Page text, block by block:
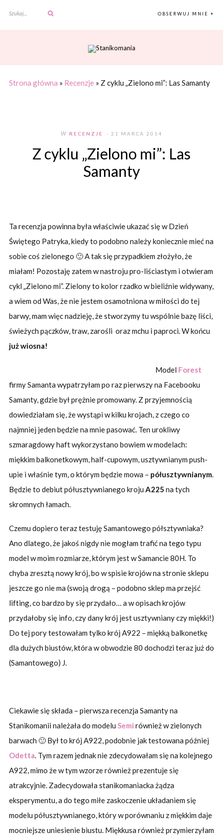
OBSERWUJ MNIE +
Strona główna » Recenzje » Z cyklu „Zielono mi”: Las Samanty
W RECENZJE - 21 MARCA 2014
Z cyklu „Zielono mi”: Las
Samanty
Ta recenzja powinna była właściwie ukazać się w Dzień
Świętego Patryka, kiedy to podobno należy koniecznie mieć na
sobie coś zielonego 🙂 A tak się przypadkiem złożyło, że
miałam! Pozostaję zatem w nastroju pro-liściastym i otwieram
cykl „Zielono mi”. Zielony to kolor rzadko w bieliźnie widywany,
a wiem od Was, że nie jestem osamotniona w miłości do tej
barwy, mam więc nadzieję, że stworzymy tu wspólnie bazę liści,
świeżych pączków, traw, zarośli oraz mchu i paproci. W końcu
już wiosna!
Model Forest
firmy Samanta wypatrzyłam po raz pierwszy na Facebooku
Samanty, gdzie był prężnie promowany. Z przyjemnością
dowiedziałam się, że wystąpi w kilku krojach, z czego co
najmniej jeden będzie na mnie pasować. Ten urokliwy
szmaragdowy haft wykorzystano bowiem w modelach:
miękkim balkonetkowym, half-cupowym, usztywnianym push-
upie i właśnie tym, o którym będzie mowa – półusztywnianym.
Będzie to debiut półusztywnianego kroju A225 na tych
skromnych łamach.
Czemu dopiero teraz testuję Samantowego półsztywniaka?
Ano dlatego, że jakoś nigdy nie mogłam trafić na tego typu
model w moim rozmiarze, którym jest w Samancie 80H. To
chyba zresztą nowy krój, bo w spisie krojów na stronie sklepu
jeszcze go nie ma (swoją drogą – podobno sklep ma przejść
lifting, co bardzo by się przydało… a w opisach krojów
przydałoby się info, czy dany krój jest usztywniany czy miękki!)
Do tej pory testowałam tylko krój A922 – miękką balkonetkę
dla dużych biustów, która w obwodzie 80 dochodzi teraz już do
(Samantowego) J.
Ciekawie się składa – pierwsza recenzja Samanty na
Stanikomanii należała do modelu Semi również w zielonych
barwach 🙂 Był to krój A922, podobnie jak testowana później
Odetta. Tym razem jednak nie zdecydowałam się na kolejnego
A922, mimo że w tym wzorze również prezentuje się
atrakcyjnie. Zadecydowała stanikomaniacka żądza
eksperymentu, a do tego miłe zaskoczenie układaniem się
modelu półusztywnianego, który w porównaniu z miękkim daje
mocniejsze uniesienie biustu. Miękkusa również przymierzyłam